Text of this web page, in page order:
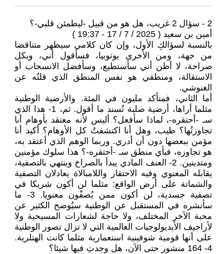
2 - سؤال 2 غريب، هل هو من قبيل -ليطمئن قلبي-؟
أمين بن سعيد ( 2025 / 7 / 17 - 19:37 )
بالنسبة لسؤالكِ الأول، وإن كان كلامي سيظهر متناقضا
من جهة، ومن الأخرى يوتوبيا، فسأقول أني، وبكل
صراحة، لا أظن أني سأستطيع، وسأفضل الانسحاب أو
الاستقالة، ومنطقي هو نفس المنطق الذي قلتُه عن
الغنوشي.
أما الثاني، فمتأكد مليون في المئة. والأرضية الوطنية
مثلما أراها، أرضية صلبة تُسند ما أقول. ثم، 1- هذا الذي
سـ -أحتقره-، لماذا سأفعل؟ أليس لأنه معتقد بأوهام أنا
تجاوزتُها؟ طيب، وهل أنا اكتشفتُ كل الأوهام؟ أكيد أنا
مؤمن ببعضها دون أن أدري. وربما الوهم الذي أعتقد به،
هو تجاوزه، فبأي منطق سـ -أحتقره-؟ هذا سلوك مؤمنين
ومتدينين. 2- العنف المادي يبدأ بالصراخ وينتهي بالتصفية،
يقابله المعنوي وفيه الاحتقار واللامبالاة يعادلان التصفية
والشماتة على أرض الواقع: مثلما لن أكون شريكا في
تصفية جسدية، لن أكون ممن يُصفّون معنويا. 3- ما
سأنشره في المستقبل عن الوطنية سيُوضح الكثير عن
محبة الآخر المختلف، ولا حاجة لشعارات المسيحية ولا
لأراجيف الأيديولوجيات العالمية التي لا تزال تصور الوطنية
على أنها قومية شوفينية استعمارية مثلما كانت الهتلرية.
4- 164 منشور حتى الآن، هل وجدتِ فيها شيئا؟